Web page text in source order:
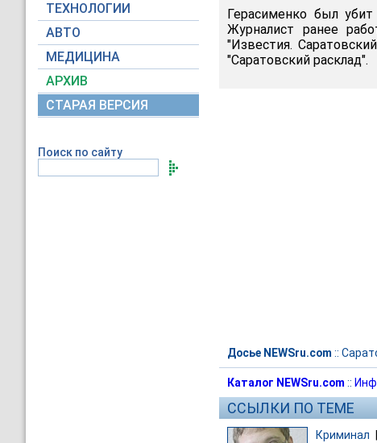
ТЕХНОЛОГИИ
АВТО
МЕДИЦИНА
АРХИВ
СТАРАЯ ВЕРСИЯ
Поиск по сайту
Герасименко был
Журналист ранее
"Известия.
"Саратовский расклад".
Досье NEWSru.com ::
Каталог NEWSru.com ::
ССЫЛКИ ПО ТЕМЕ
Криминал